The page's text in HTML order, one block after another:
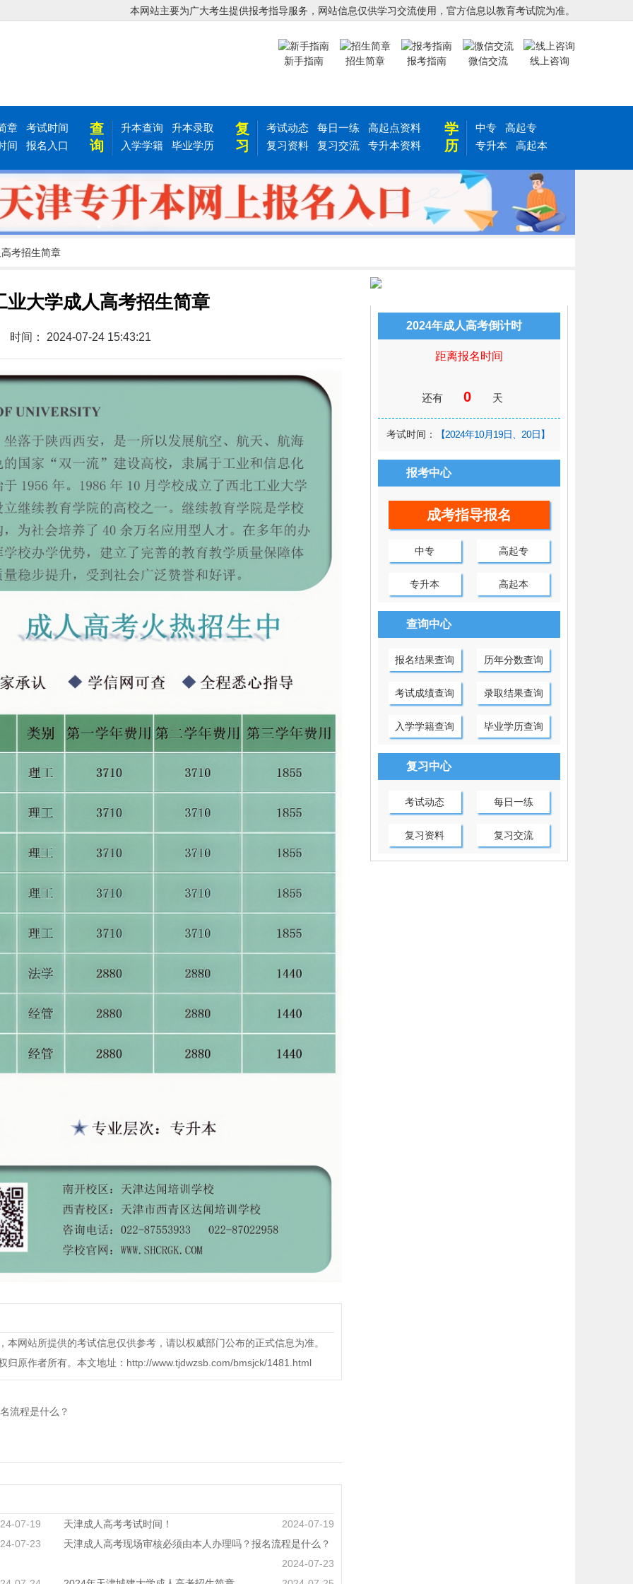
本网站主要为广大考生提供报考指导服务，网站信息仅供学习交流使用，官方信息以教育考试院为准。
新手指南 招生简章 报考指南 微信交流 线上咨询
章
考试时间
间
报名入口
查
询
升本查询
升本录取
入学学籍
毕业学历
复
习
考试动态 每日一练
高起点资料
复习资料
复习交流 专升本资料
学
历
中专
高起专
专升本
高起本
考招生简章
业大学成人高考招生简章
时间： 2024-07-24 15:43:21
网站所提供的考试信息仅供参考，请以权威部门公布的正式信息为准。
归原作者所有。本文地址：http://www.tjdwzsb.com/bmsjck/1481.html
流程是什么？
07-19 天津成人高考考试时间！
2024-07-19
07-23
天津成人高考现场审核必须由本人办理吗？报名流程是什么？
2024-07-23
2024年成人高考倒计时
距离报名时间
还有 0 天
考试时间： 【2024年10月19日、20日】
报考中心
成考指导报名
中专 高起专
专升本 高起本
查询中心
报名结果查询 历年分数查询
考试成绩查询 录取结果查询
入学学籍查询 毕业学历查询
复习中心
考试动态 每日一练
复习资料 复习交流